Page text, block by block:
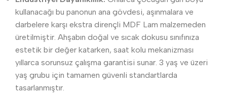
kullanacağı bu panonun ana gövdesi, aşınmalara ve
darbelere karşı ekstra dirençli MDF Lam malzemeden
üretilmiştir. Ahşabın doğal ve sıcak dokusu sınıfınıza
estetik bir değer katarken, saat kolu mekanizması
yıllarca sorunsuz çalışma garantisi sunar. 3 yaş ve üzeri
yaş grubu için tamamen güvenli standartlarda
tasarlanmıştır.